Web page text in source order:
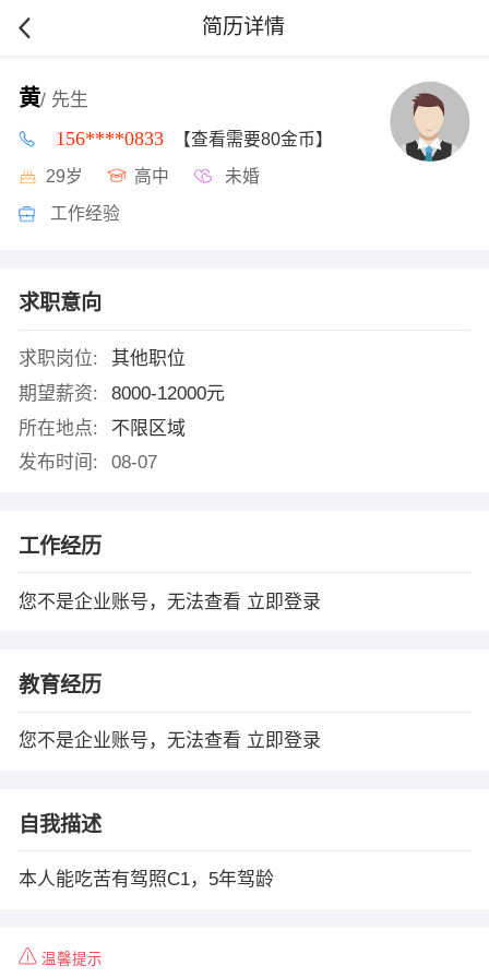
简历详情
黄/ 先生
156****0833 【查看需要80金币】
29岁 高中 未婚
工作经验
求职意向
求职岗位:
其他职位
期望薪资:
8000-12000元
所在地点:
不限区域
发布时间:
08-07
工作经历
您不是企业账号，无法查看 立即登录
教育经历
您不是企业账号，无法查看 立即登录
自我描述
本人能吃苦有驾照C1，5年驾龄
温馨提示